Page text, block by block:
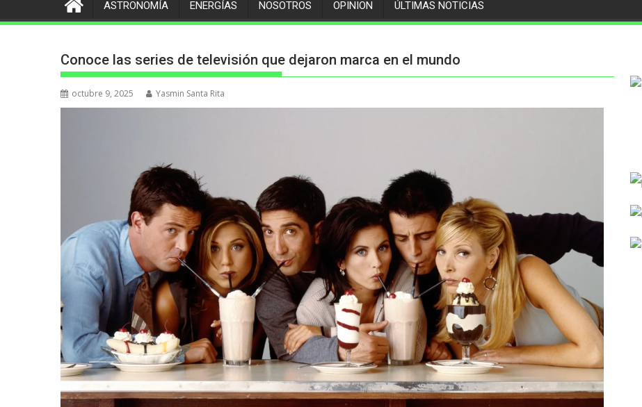
ASTRONOMÍA ENERGÍAS NOSOTROS OPINION ÚLTIMAS NOTICIAS
Conoce las series de televisión que dejaron marca en el mundo
octubre 9, 2025 Yasmin Santa Rita